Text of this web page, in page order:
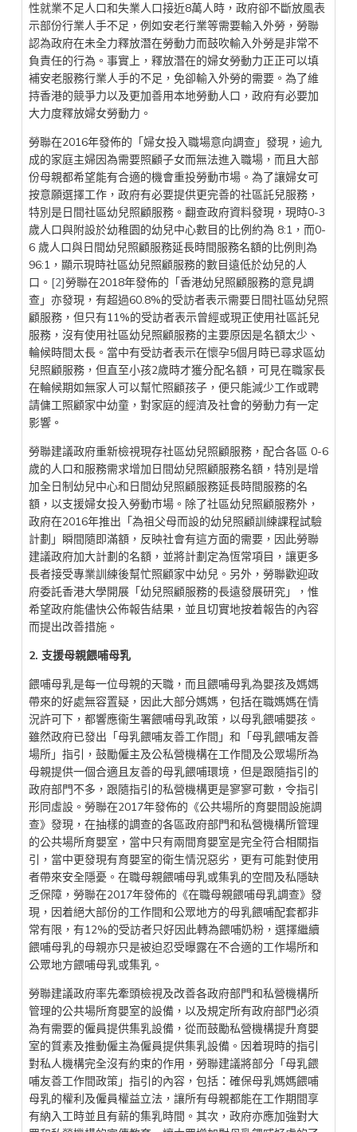
性就業不足人口和失業人口接近8萬人時，政府卻不斷放風表
示部份行業人手不足，例如安老行業等需要輸入外勞，勞聯
認為政府在未全力釋放潛在勞動力而鼓吹輸入外勞是非常不
負責任的行為。事實上，釋放潛在的婦女勞動力正正可以填
補安老服務行業人手的不足，免卻輸入外勞的需要。為了維
持香港的競爭力以及更加善用本地勞動人口，政府有必要加
大力度釋放婦女勞動力。
勞聯在2016年發佈的「婦女投入職場意向調查」發現，逾九
成的家庭主婦因為需要照顧子女而無法進入職場，而且大部
份母親都希望能有合適的機會重投勞動市場。為了讓婦女可
按意願選擇工作，政府有必要提供更完善的社區託兒服務，
特別是日間社區幼兒照顧服務。翻查政府資料發現，現時0-3
歲人口與附設於幼稚園的幼兒中心數目的比例約為 8:1，而0-
6 歲人口與日間幼兒照顧服務延長時間服務名額的比例則為
96:1，顯示現時社區幼兒照顧服務的數目遠低於幼兒的人
口。 [2]勞聯在2018年發佈的「香港幼兒照顧服務的意見調
查」亦發現，有超過60.8%的受訪者表示需要日間社區幼兒照
顧服務，但只有11%的受訪者表示曾經或現正使用社區託兒
服務，沒有使用社區幼兒照顧服務的主要原因是名額太少、
輪候時間太長。當中有受訪者表示在懷孕5個月時已尋求區幼
兒照顧服務，但直至小孩2歲時才獲分配名額，可見在職家長
在輪候期如無家人可以幫忙照顧孩子，便只能減少工作或聘
請傭工照顧家中幼童，對家庭的經濟及社會的勞動力有一定
影響。
勞聯建議政府重新檢視現存社區幼兒照顧服務，配合各區 0-6
歲的人口和服務需求增加日間幼兒照顧服務名額，特別是增
加全日制幼兒中心和日間幼兒照顧服務延長時間服務的名
額，以支援婦女投入勞動市場。除了社區幼兒照顧服務外，
政府在2016年推出「為祖父母而設的幼兒照顧訓練課程試驗
計劃」瞬間隨即滿額，反映社會有這方面的需要，因此勞聯
建議政府加大計劃的名額，並將計劃定為恆常項目，讓更多
長者接受專業訓練後幫忙照顧家中幼兒。另外，勞聯歡迎政
府委託香港大學開展「幼兒照顧服務的長遠發展研究」，惟
希望政府能儘快公佈報告結果，並且切實地按着報告的內容
而提出改善措施。
2. 支援母親餵哺母乳
餵哺母乳是每一位母親的天職，而且餵哺母乳為嬰孩及媽媽
帶來的好處無容置疑，因此大部分媽媽，包括在職媽媽在情
況許可下，都響應衞生署餵哺母乳政策，以母乳餵哺嬰孩。
雖然政府已發出「母乳餵哺友善工作間」和「母乳餵哺友善
場所」指引，鼓勵僱主及公私營機構在工作間及公眾場所為
母親提供一個合適且友善的母乳餵哺環境，但是跟隨指引的
政府部門不多，跟隨指引的私營機構更是寥寥可數，令指引
形同虛設。勞聯在2017年發佈的《公共場所的育嬰間設施調
查》發現，在抽樣的調查的各區政府部門和私營機構所管理
的公共場所育嬰室，當中只有兩間育嬰室是完全符合相關指
引，當中更發現有育嬰室的衛生情況惡劣，更有可能對使用
者帶來安全隱憂。在職母親餵哺母乳或集乳的空間及私隱缺
乏保障，勞聯在2017年發佈的《在職母親餵哺母乳調查》發
現，因着絕大部份的工作間和公眾地方的母乳餵哺配套都非
常有限，有12%的受訪者只好因此轉為餵哺奶粉，選擇繼續
餵哺母乳的母親亦只是被迫忍受曝露在不合適的工作場所和
公眾地方餵哺母乳或集乳。
勞聯建議政府率先牽頭檢視及改善各政府部門和私營機構所
管理的公共場所育嬰室的設備，以及規定所有政府部門必須
為有需要的僱員提供集乳設備，從而鼓勵私營機構提升育嬰
室的質素及推動僱主為僱員提供集乳設備。因着現時的指引
對私人機構完全沒有約束的作用，勞聯建議將部分「母乳餵
哺友善工作間政策」指引的內容，包括：確保母乳媽媽餵哺
母乳的權利及僱員權益立法，讓所有母親都能在工作期間享
有納入工時並且有薪的集乳時間。其次，政府亦應加強對大